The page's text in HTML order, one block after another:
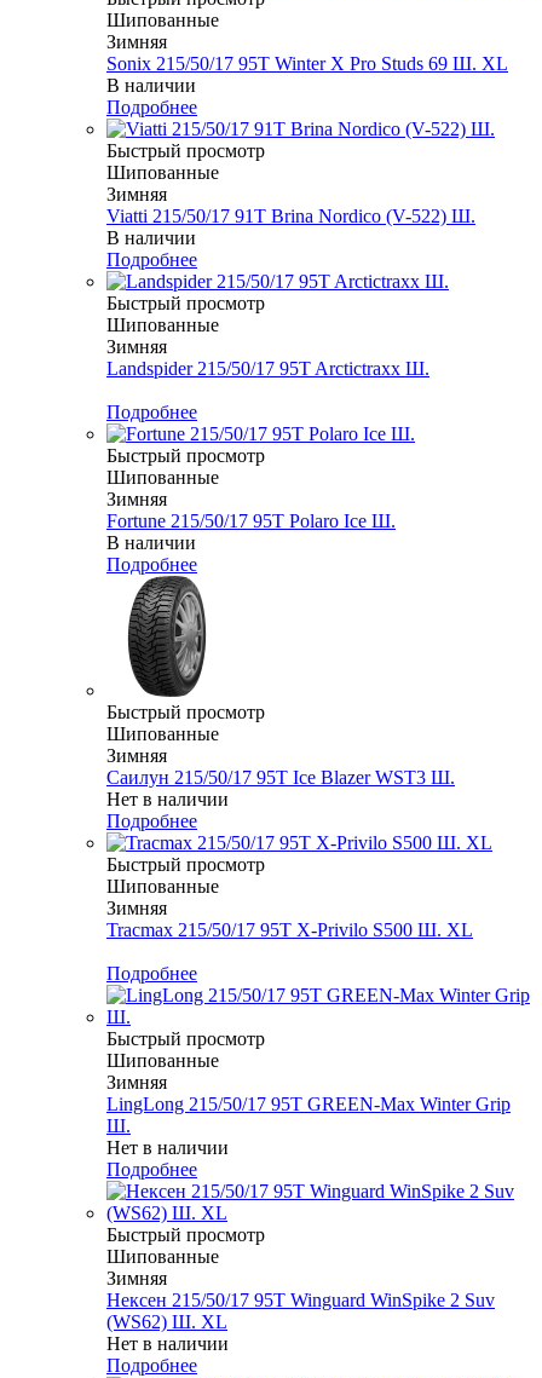
Шипованные
Зимняя
Sonix 215/50/17 95T Winter X Pro Studs 69 Ш. XL
В наличии
Подробнее
Быстрый просмотр
Шипованные
Зимняя
Viatti 215/50/17 91T Brina Nordico (V-522) Ш.
В наличии
Подробнее
Быстрый просмотр
Шипованные
Зимняя
Landspider 215/50/17 95T Arctictraxx Ш.
Подробнее
Быстрый просмотр
Шипованные
Зимняя
Fortune 215/50/17 95T Polaro Ice Ш.
В наличии
Подробнее
Быстрый просмотр
Шипованные
Зимняя
Саилун 215/50/17 95T Ice Blazer WST3 Ш.
Нет в наличии
Подробнее
Быстрый просмотр
Шипованные
Зимняя
Tracmax 215/50/17 95T X-Privilo S500 Ш. XL
Подробнее
Быстрый просмотр
Шипованные
Зимняя
LingLong 215/50/17 95T GREEN-Max Winter Grip
Ш.
Нет в наличии
Подробнее
Быстрый просмотр
Шипованные
Зимняя
Нексен 215/50/17 95T Winguard WinSpike 2 Suv
(WS62) Ш. XL
Нет в наличии
Подробнее